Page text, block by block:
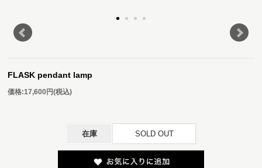
FLASK pendant lamp
価格:17,600円(税込)
在庫 SOLD OUT